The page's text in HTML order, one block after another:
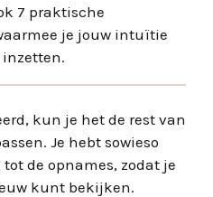
7 praktische
je jouw intuïtie
kun je het de rest van
Je hebt sowieso
de opnames, zodat je
kunt bekijken.